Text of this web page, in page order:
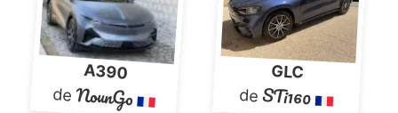
A390
deNounGo
GLC
deSTi160